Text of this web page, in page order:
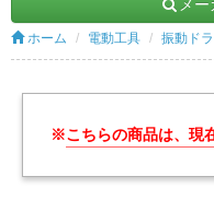
メ
ホーム 電動工具 振動ド
※こちらの商品は、現